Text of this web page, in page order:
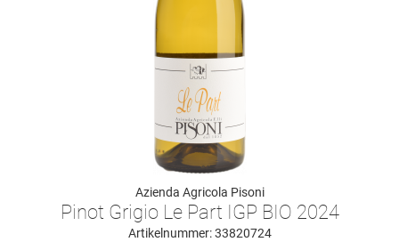
Azienda Agricola Pisoni
Pinot Grigio Le Part IGP BIO 2024
Artikelnummer: 33820724